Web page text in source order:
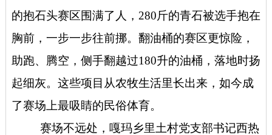
的抱石头赛区围满了人，280斤的青石被选手抱在
胸前，一步一步往前挪。翻油桶的赛区更惊险，
助跑、腾空，侧手翻越过180升的油桶，落地时扬
起细灰。这些项目从农牧生活里长出来，如今成
了赛场上最吸睛的民俗体育。
赛场不远处，嘎玛乡里土村党支部书记西热